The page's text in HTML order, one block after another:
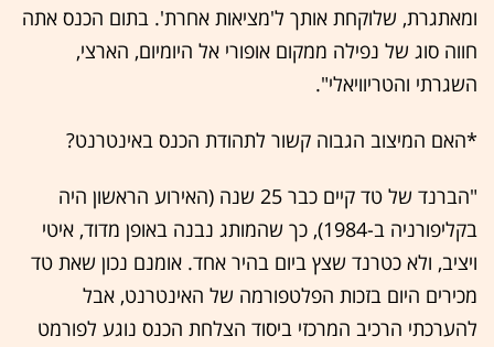
ומאתגרת, שלוקחת אותך ל'מציאות אחרת'. בתום הכנס אתה
חווה סוג של נפילה ממקום אופורי אל היומיום, הארצי,
השגרתי והטריוויאלי".
*האם המיצוב הגבוה קשור לתהודת הכנס באינטרנט?
"הברנד של טד קיים כבר 25 שנה (האירוע הראשון היה
בקליפורניה ב-1984), כך שהמותג נבנה באופן מדוד, איטי
ויציב, ולא כטרנד שצץ ביום בהיר אחד. אומנם נכון שאת טד
מכירים היום בזכות הפלטפורמה של האינטרנט, אבל
להערכתי הרכיב המרכזי ביסוד הצלחת הכנס נוגע לפורמט